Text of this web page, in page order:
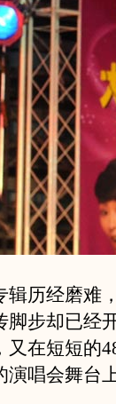
历经磨难，
脚步却已经
又在短短的
唱会舞台上